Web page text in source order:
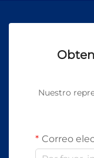
Nuestro
Correo